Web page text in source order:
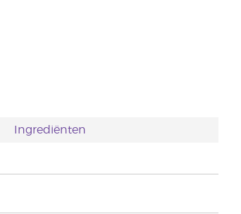
Ingrediënten